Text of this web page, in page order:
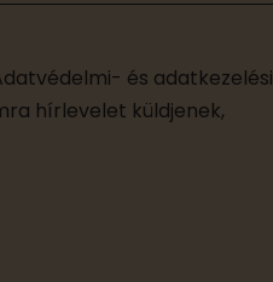
és adatkezelési
hírlevelet küldjenek,